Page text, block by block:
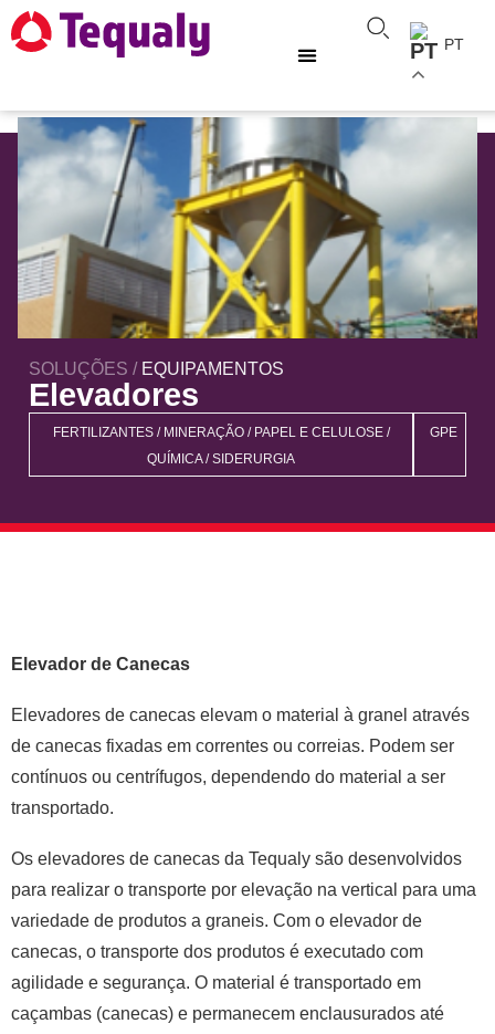
PT
SOLUÇÕES / EQUIPAMENTOS
Elevadores
FERTILIZANTES/ MINERAÇÃO/ PAPEL E CELULOSE/
QUÍMICA/SIDERURGIA
GPE
Elevador de Canecas
Elevadores de canecas elevam o material à granel através
de canecas fixadas em correntes ou correias. Podem ser
contínuos ou centrífugos, dependendo do material a ser
transportado.
Os elevadores de canecas da Tequaly são desenvolvidos
para realizar o transporte por elevação na vertical para uma
variedade de produtos a graneis. Com o elevador de
canecas, o transporte dos produtos é executado com
agilidade e segurança. O material é transportado em
caçambas (canecas) e permanecem enclausurados até